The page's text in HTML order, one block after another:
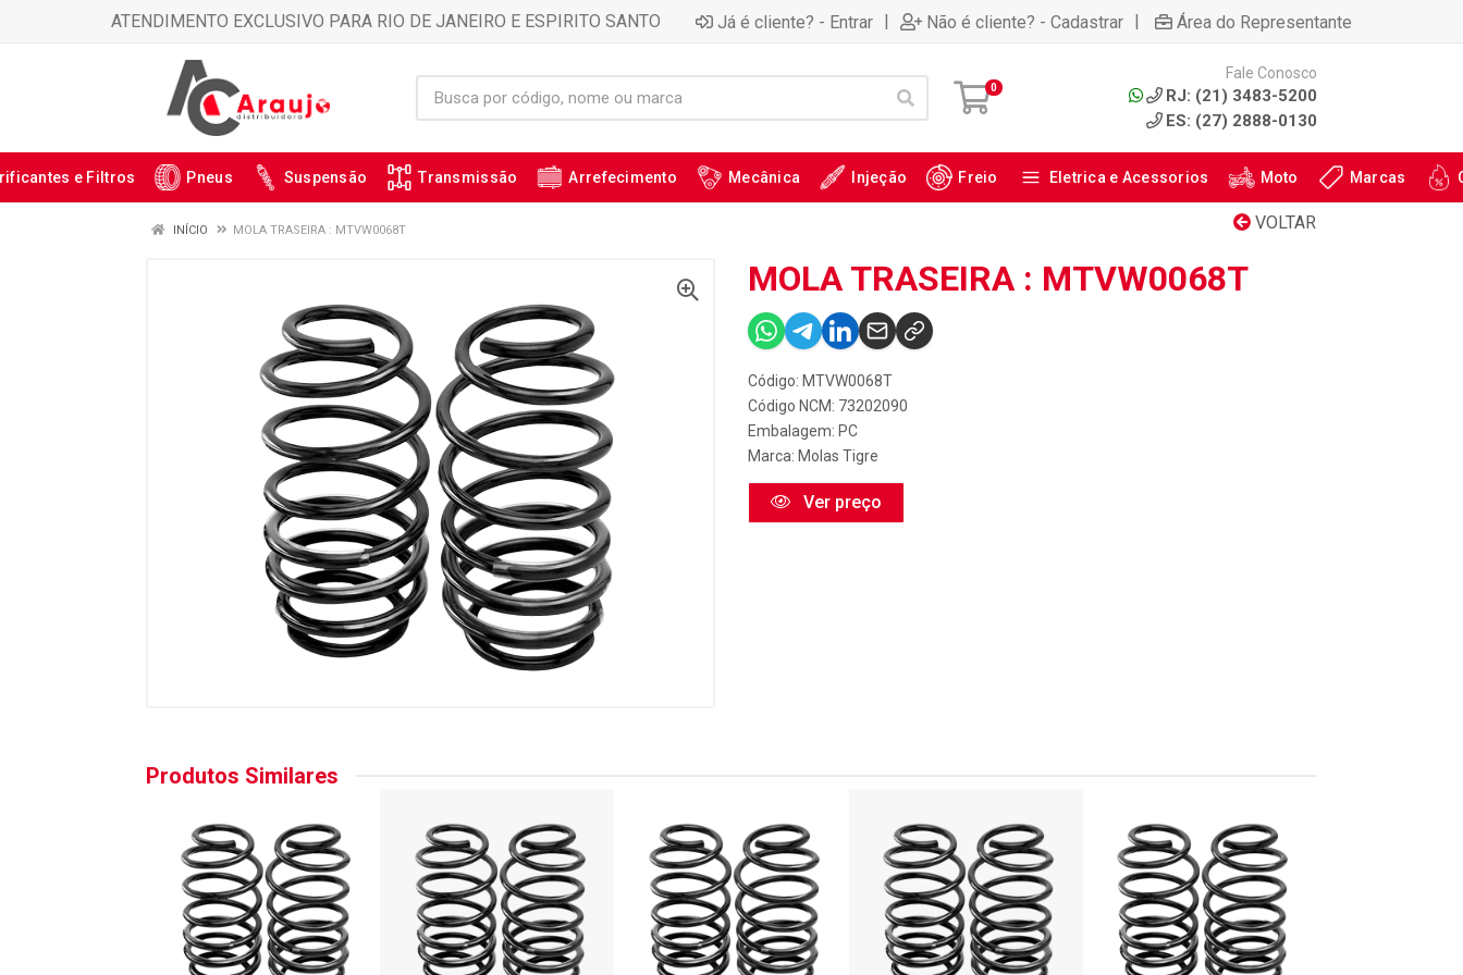
ATENDIMENTO EXCLUSIVO PARA RIO DE JANEIRO E ESPIRITO SANTO Já é cliente? - Entrar | Não é cliente? - Cadastrar | Área do Representante
0
Fale Conosco
RJ: (21) 3483-5200
ES: (27) 2888-0130
e Filtros Pneus Suspensão Transmissão Arrefecimento Mecânica Injeção Freio Eletrica e Acessorios Moto Marcas
VOLTAR
INÍCIO MOLA TRASEIRA : MTVW0068T
MOLA TRASEIRA : MTVW0068T
Código: MTVW0068T
Código NCM: 73202090
Embalagem: PC
Marca: Molas Tigre
Ver preço
Produtos Similares